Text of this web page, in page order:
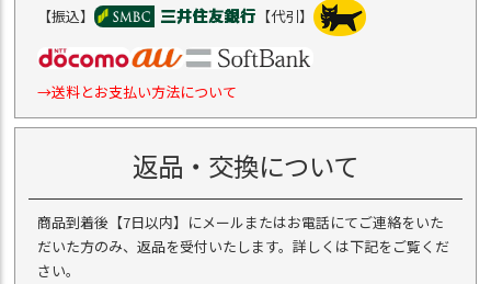
【振込】 【代引】
→送料とお支払い方法について
返品・交換について
商品到着後【7日以内】にメールまたはお電話にてご連絡をいた
だいた方のみ、返品を受付いたします。詳しくは下記をご覧くだ
さい。